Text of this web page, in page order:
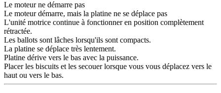
Le moteur ne démarre pas
Le moteur démarre, mais la platine ne se déplace pas
L'unité motrice continue à fonctionner en position complètement
rétractée.
Les ballots sont lâches lorsqu'ils sont compacts.
La platine se déplace très lentement.
Platine dérive vers le bas avec la puissance.
Placer les biscuits et les secouer lorsque vous vous déplacez vers le
haut ou vers le bas.